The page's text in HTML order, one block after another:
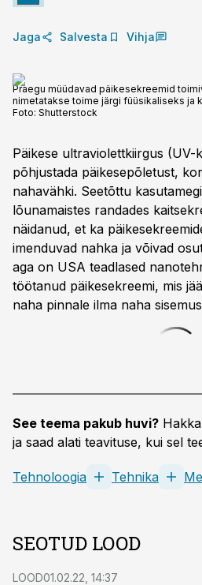
Jaga Salvesta Vihja
Praegu müüdavad päikesekreemid
nimetatakse toime järgi füüsikaliseks ja
Foto: Shutterstock
Päikese ultraviolettkiirgus (UV-
põhjustada päikese­põletust,
nahavähki. Seetõttu
lõunamaistes randades
näidanud, et ka
imenduvad nahka ja võivad
aga on USA teadlased
töötanud päikesekreemi, mis
naha pinnale ilma naha
See teema pakub huvi?
ja saad alati teavituse, kui sel
Tehnoloogia Tehnika
SEOTUD LOOD
LOOD01.02.22, 14:37